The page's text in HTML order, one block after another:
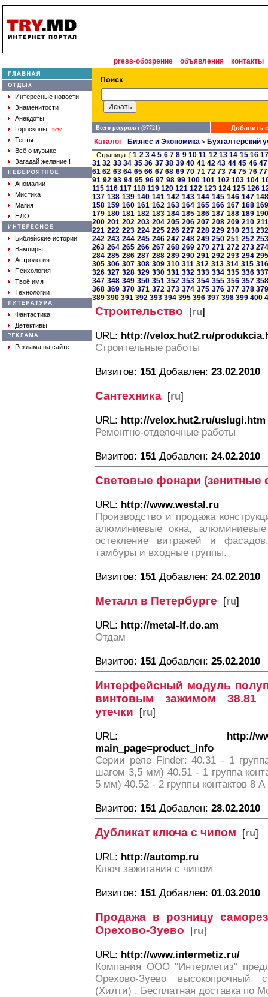
press-обозрение объявления контакты
Интересные новости
Знаменитости
Анекдоты
Гороскопы
new
Тесты
Всё о музыке
Загадай желание !
Аномалии
Мистика
Магия
НЛО
Библейские истории
Вампиры
Астрология
Психология
Твоё имя
Технологии
Фантастика
Детективы
Реклама на сайте
Всего ресурсов : (97721) Добавить
Каталог: Бизнес и Экономика > Бухгалтерский
Страница: [1 2 3 4 5 6 7 8 9 10 11 12 13 14 15 16
31 32 33 34 35 36 37 38 39 40 41 42 43 44 45 46 47
61 62 63 64 65 66 67 68 69 70 71 72 73 74 75 76 77
91 92 93 94 95 96 97 98 99 100 101 102 103 104
115 116 117 118 119 120 121 122 123 124 125 126
137 138 139 140 141 142 143 144 145 146 147
158 159 160 161 162 163 164 165 166 167 168
179 180 181 182 183 184 185 186 187 188 189
200 201 202 203 204 205 206 207 208 209 210 211
221 222 223 224 225 226 227 228 229 230 231
242 243 244 245 246 247 248 249 250 251 252
263 264 265 266 267 268 269 270 271 272 273
284 285 286 287 288 289 290 291 292 293 294
305 306 307 308 309 310 311 312 313 314 315 316
326 327 328 329 330 331 332 333 334 335 336
347 348 349 350 351 352 353 354 355 356 357
368 369 370 371 372 373 374 375 376 377 378
389 390 391 392 393 394 395 396 397 398 399 400
Строительство [ru]
URL: http://velox.hut2.ru/
Строительные работы
Визитов: 151 Добавлен: 23.02.2010
Сантехника [ru]
URL: http://velox.hut2.ru/uslugi.htm
Ремонтно-отделочные работы
Визитов: 151 Добавлен: 24.02.2010
Световые фонари (зенитные
URL: http://www.westal.ru
Производство и продажа
алюминиевые окна,
остекление витражей и
тамбуры и входные группы.
Визитов: 151 Добавлен: 24.02.2010
Металл в Петербурге [ru]
URL: http://metal-lf.do.am
Отдам
Визитов: 151 Добавлен: 25.02.2010
Интерфейсный модуль
винтовым зажимом 38.81
утечки [ru]
URL: http://
main_page=product_info
Серии реле Finder: 40.31 - 1
шагом 3,5 мм) 40.51 - 1 группа
5 мм) 40.52 - 2 группы контактов 8
Визитов: 151 Добавлен: 28.02.2010
Дубликат ключа с чипом [ru]
URL: http://automp.ru
Ключ зажигания с чипом
Визитов: 151 Добавлен: 01.03.2010
Продажа в розницу
Орехово-Зуево [ru]
URL: http://www.intermetiz.ru/
Компания ООО "Интерметиз"
Орехово-Зуево высокопрочный
(Хилти) . Бесплатная доставка по